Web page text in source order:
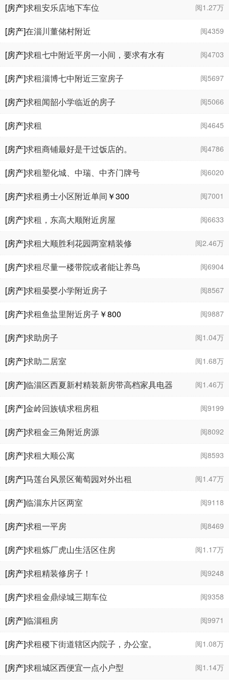
￥1950
阅1.27万
[房产]求租安乐店地下车位
阅4359
[房产]在淄川董储村附近
阅4703
[房产]求租七中附近平房一小间，要求有水有
电，东屋西屋亦可，
阅5697
[房产]求租淄博七中附近三室房子
阅5066
[房产]求租闻韶小学临近的房子
阅4645
[房产]求租
阅4786
[房产]求租商铺最好是干过饭店的。
阅6020
[房产]求租塑化城、中瑞、中齐门牌号
阅7001
[房产]求租勇士小区附近单间 ￥300
阅6633
[房产]求租，东高大顺附近房屋
阅2.46万
[房产]求租大顺胜利花园两室精装修
阅6904
[房产]求租尽量一楼带院或者能让养鸟
阅8567
[房产]求租晏婴小学附近房子
阅9887
[房产]求租鱼盐里附近房子 ￥800
阅1.04万
[房产]求助房子
阅1.68万
[房产]求助二居室
阅1.46万
[房产]临淄区西夏新村精装新房带高档家具电器
出租￥1000 阅9199
[房产]金岭回族镇求租房租
阅8092
[房产]求租金三角附近房源
阅8593
[房产]求租大顺公寓
阅1.47万
[房产]马莲台风景区葡萄园对外出租
阅9118
[房产]临淄东片区两室
阅8469
[房产]求租一平房
阅1.17万
[房产]求租炼厂虎山生活区住房
阅9248
[房产]求租精装修房子！
阅9358
[房产]求租金鼎绿城三期车位
阅9971
[房产]临淄租房
阅1.08万
[房产]求租稷下街道辖区内院子，办公室。
阅1.14万
[房产]求租城区西便宜一点小户型